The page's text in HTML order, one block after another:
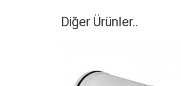
Diğer Ürünler..